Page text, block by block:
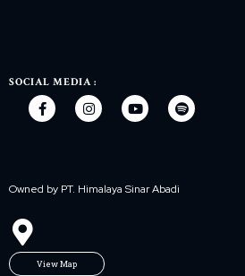
SOCIAL MEDIA :
Owned by PT. Himalaya Sinar Abadi
View Map